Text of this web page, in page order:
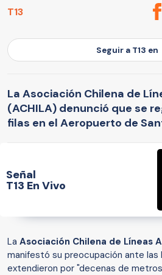
T13
Seguir a T13 en
La Asociación Chilena de
(ACHILA) denunció que se
filas en el Aeropuerto de
Señal
T13 En Vivo
La Asociación Chilena de Líneas
manifestó su preocupación ante las
extendieron por "decenas de